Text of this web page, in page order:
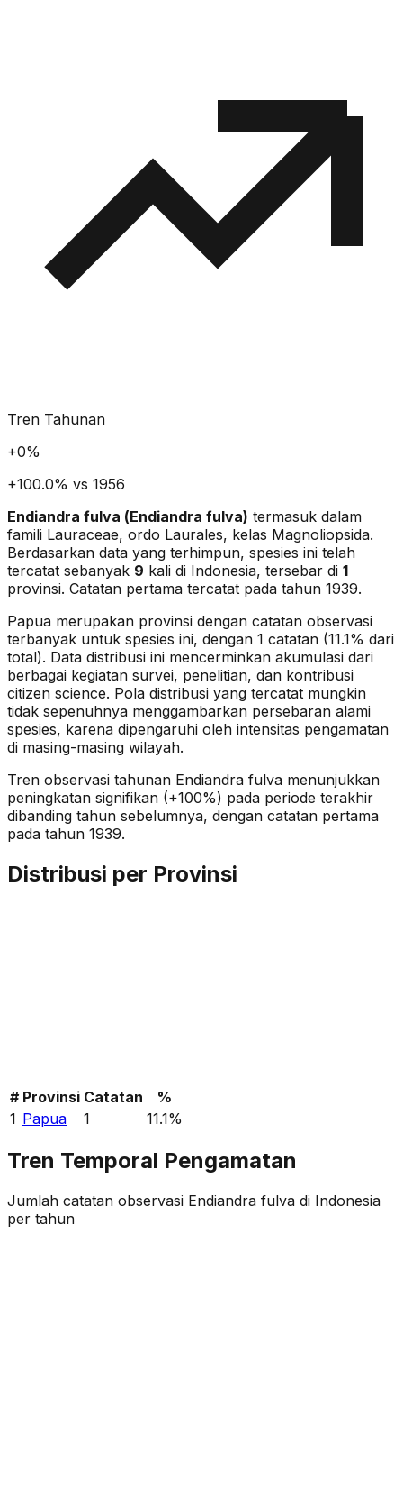
Tren Tahunan
+0%
+100.0% vs 1956
Endiandra fulva (Endiandra fulva) termasuk dalam
famili Lauraceae, ordo Laurales, kelas Magnoliopsida.
Berdasarkan data yang terhimpun, spesies ini telah
tercatat sebanyak 9 kali di Indonesia, tersebar di 1
provinsi. Catatan pertama tercatat pada tahun 1939.
Papua merupakan provinsi dengan catatan observasi
terbanyak untuk spesies ini, dengan 1 catatan (11.1% dari
total). Data distribusi ini mencerminkan akumulasi dari
berbagai kegiatan survei, penelitian, dan kontribusi
citizen science. Pola distribusi yang tercatat mungkin
tidak sepenuhnya menggambarkan persebaran alami
spesies, karena dipengaruhi oleh intensitas pengamatan
di masing-masing wilayah.
Tren observasi tahunan Endiandra fulva menunjukkan
peningkatan signifikan (+100%) pada periode terakhir
dibanding tahun sebelumnya, dengan catatan pertama
pada tahun 1939.
Distribusi per Provinsi
# Provinsi Catatan
%
1 Papua 1 11.1%
Tren Temporal Pengamatan
Jumlah catatan observasi Endiandra fulva di Indonesia
per tahun